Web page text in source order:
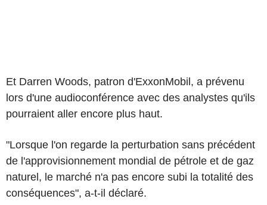
Et Darren Woods, patron d'ExxonMobil, a prévenu
lors d'une audioconférence avec des analystes qu'ils
pourraient aller encore plus haut.
"Lorsque l'on regarde la perturbation sans précédent
de l'approvisionnement mondial de pétrole et de gaz
naturel, le marché n'a pas encore subi la totalité des
conséquences", a-t-il déclaré.